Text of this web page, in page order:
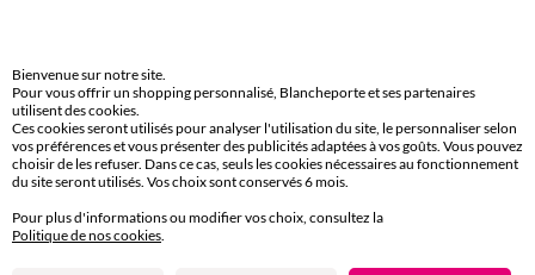
Bienvenue sur notre site.
Pour vous offrir un shopping personnalisé, Blancheporte et ses partenaires
utilisent des cookies.
Ces cookies seront utilisés pour analyser l'utilisation du site, le personnaliser selon
vos préférences et vous présenter des publicités adaptées à vos goûts. Vous pouvez
choisir de les refuser. Dans ce cas, seuls les cookies nécessaires au fonctionnement
du site seront utilisés. Vos choix sont conservés 6 mois.
Pour plus d'informations ou modifier vos choix, consultez la
Politique de nos cookies.